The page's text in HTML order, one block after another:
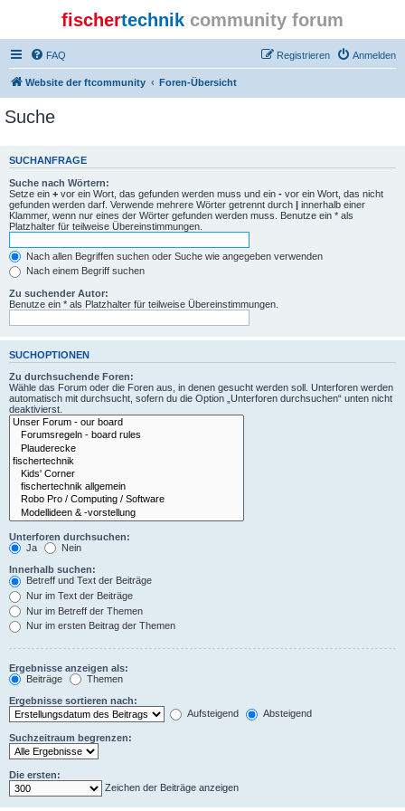
fischertechnik community forum
FAQ Anmelden
Registrieren
Website der ftcommunity Foren-Übersicht
Suche
SUCHANFRAGE
Suche nach Wörtern:
Setze ein + vor ein Wort, das gefunden werden muss und ein - vor ein Wort, das nicht
gefunden werden darf. Verwende mehrere Wörter getrennt durch | innerhalb einer
Klammer, wenn nur eines der Wörter gefunden werden muss. Benutze ein * als
Platzhalter für teilweise Übereinstimmungen.
Nach allen Begriffen suchen oder Suche wie angegeben verwenden
Nach einem Begriff suchen
Zu suchender Autor:
Benutze ein * als Platzhalter für teilweise Übereinstimmungen.
SUCHOPTIONEN
Zu durchsuchende Foren:
Wähle das Forum oder die Foren aus, in denen gesucht werden soll. Unterforen werden
automatisch mit durchsucht, sofern du die Option „Unterforen durchsuchen“ unten nicht
deaktivierst.
Unterforen durchsuchen:
Ja
Nein
Innerhalb suchen:
Betreff und Text der Beiträge
Nur im Text der Beiträge
Nur im Betreff der Themen
Nur im ersten Beitrag der Themen
Ergebnisse anzeigen als:
Beiträge
Themen
Ergebnisse sortieren nach:
Aufsteigend
Absteigend
Suchzeitraum begrenzen:
Die ersten:
Zeichen der Beiträge anzeigen